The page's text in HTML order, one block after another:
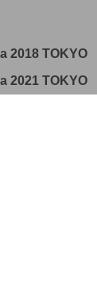
2018 TOKYO
2021 TOKYO